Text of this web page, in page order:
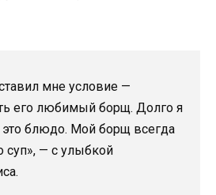
мне условие —
его любимый борщ. Долго я
это блюдо. Мой борщ всегда
суп», — с улыбкой